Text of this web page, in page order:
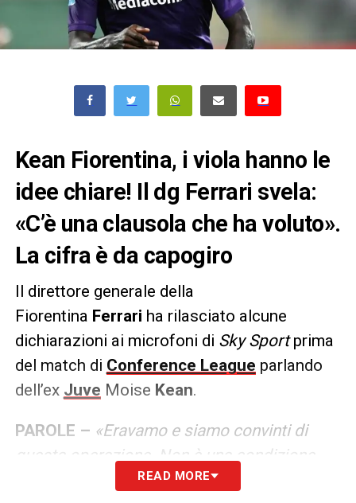
Kean Fiorentina, i viola hanno le
idee chiare! Il dg Ferrari svela:
«C’è una clausola che ha voluto».
La cifra è da capogiro
Il direttore generale della
Fiorentina Ferrari ha rilasciato alcune
dichiarazioni ai microfoni di Sky Sportprima
del match di Conference League parlando
dell’ex Juve Moise Kean.
PAROLE – «Eravamo e siamo convinti di
questa operazione. Non è una condizione
che amavamo nonostante ci era stata
READ MORE